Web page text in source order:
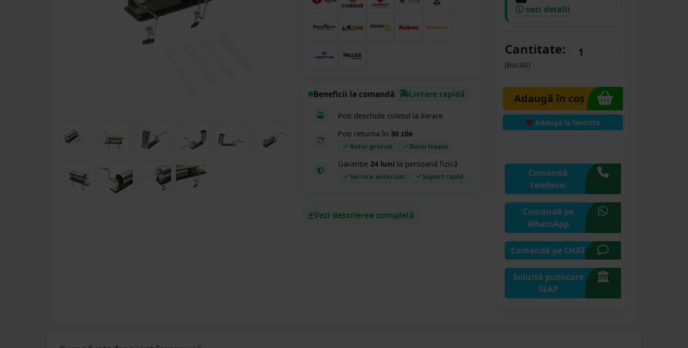
Beneficii la comandă Livrare rapidă
Poți deschide coletul la livrare
Poți returna în 30 zile
Retur gratuit Banii înapoi
Garanție 24 luni la persoană fizică
Service autorizat Suport rapid
Vezi descrierea completă
vezi detalii
Cantitate:
(Bucăți)
Adaugă în coș
Adaugă la favorite
Comandă
telefonic
Comandă pe
WhatsApp
Comandă pe CHAT
Solicită publicare
SEAP